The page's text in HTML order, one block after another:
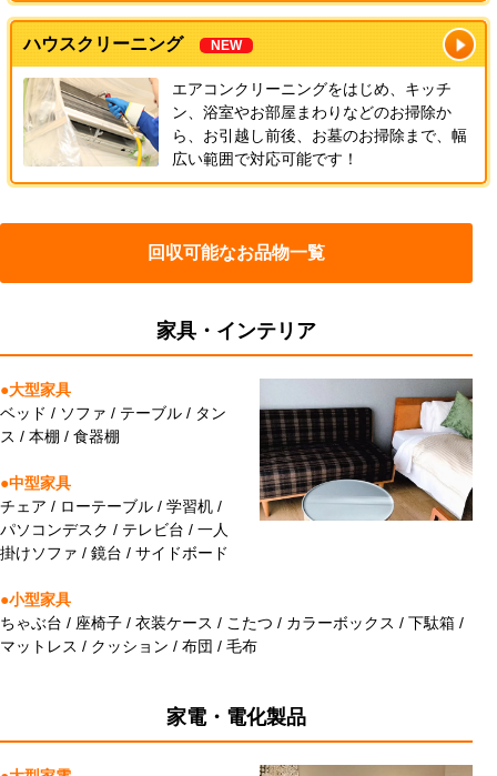
ハウスクリーニング NEW
エアコンクリーニングをはじめ、キッチ
ン、浴室やお部屋まわりなどのお掃除か
ら、お引越し前後、お墓のお掃除まで、幅
広い範囲で対応可能です！
回収可能なお品物一覧
家具・インテリア
●大型家具
ベッド / ソファ / テーブル / タン
ス / 本棚 / 食器棚
●中型家具
チェア / ローテーブル / 学習机 /
パソコンデスク / テレビ台 / 一人
掛けソファ / 鏡台 / サイドボード
●小型家具
ちゃぶ台 / 座椅子 / 衣装ケース / こたつ / カラーボックス / 下駄箱 /
マットレス / クッション / 布団 / 毛布
家電・電化製品